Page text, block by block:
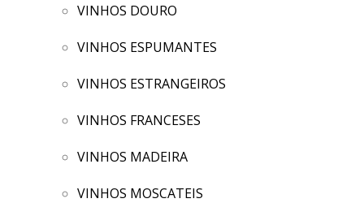
VINHOS DOURO
VINHOS ESPUMANTES
VINHOS ESTRANGEIROS
VINHOS FRANCESES
VINHOS MADEIRA
VINHOS MOSCATEIS